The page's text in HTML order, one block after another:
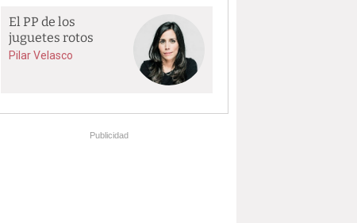
El PP de los
juguetes rotos
Pilar Velasco
Publicidad